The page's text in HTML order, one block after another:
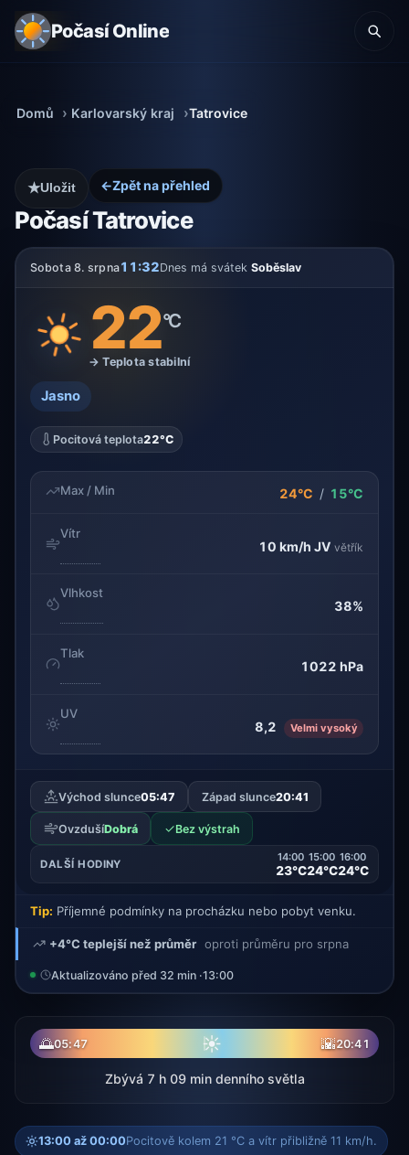
Počasí Online
Domů Karlovarský kraj Tatrovice
←Zpět na přehled
Počasí Tatrovice
★Uložit
Sobota 8. srpna11:32Dnes má svátek Soběslav
22°C
→ Teplota stabilní
Jasno
Pocitová teplota22°C
Max / Min 24°C / 15°C
Vítr
10 km/h JV větřík
Vlhkost
38%
Tlak
1022 hPa
UV
8,2 Velmi vysoký
Východ slunce05:47 Západ slunce20:41
OvzdušíDobrá ✓Bez výstrah
DALŠÍ HODINY
14:00
23°C
15:00
24°C
16:00
24°C
Tip: Příjemné podmínky na procházku nebo pobyt venku.
+4°C teplejší než průměr oproti průměru pro srpna
Aktualizováno před 32 min ·13:00
🌅05:47 ☀ 🌇20:41
Zbývá 7 h 09 min denního světla
13:00 až 00:00Pocitově kolem 21 °C a vítr přibližně 11 km/h.